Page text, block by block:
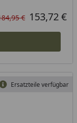
Preis
€ 153,72 €
Ersatzteile verfügbar